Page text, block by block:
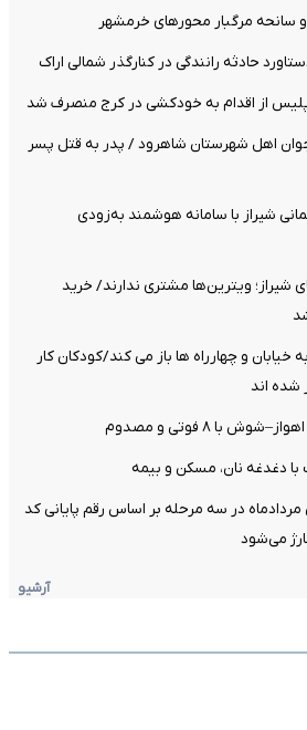
اهل شهرستان شاهرود / پدر به قتل پسر
شیراز با سامانه هوشمند به‌زودی
شیراز؛ ویترین‌ها مشتری ندارند/ خرید
خیابان و چهارراه ها باز می کند/کودکان کار
شده اند
با ۸ فوتی و مصدوم
با دغدغه نان، مسکن و بیمه
مردادماه در سه مرحله بر اساس رقم پایانی کد
می‌شود
آرشیو